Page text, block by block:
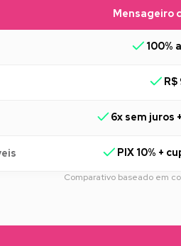
Mensageiro
100%
R$
6x sem juros
PIX 10% +
Comparativo baseado em